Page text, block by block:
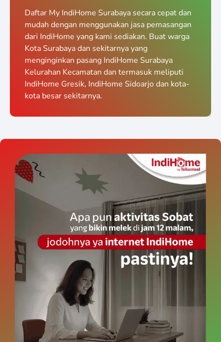
Daftar My IndiHome Surabaya secara cepat dan
mudah dengan menggunakan jasa pemasangan
dari IndiHome yang kami sediakan. Buat warga
Kota Surabaya dan sekitarnya yang
menginginkan pasang IndiHome Surabaya
Kelurahan Kecamatan dan termasuk meliputi
IndiHome Gresik, IndiHome Sidoarjo dan kota-
kota besar sekitarnya.